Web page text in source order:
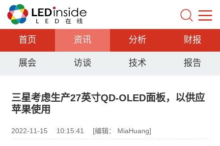
首页 资讯 分析 财报
展会 访谈 技术 报告
三星考虑生产27英寸QD-OLED面板，以供应
苹果使用
2022-11-15 10:15:41 [编辑： MiaHuang]